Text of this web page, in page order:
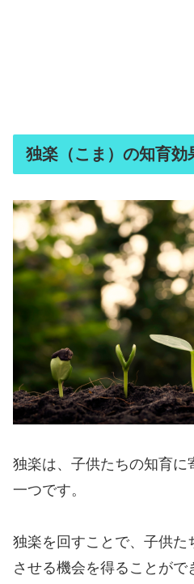
独楽（こま）の知育効
独楽は、子供たちの知育に
一つです。
独楽を回すことで、子供た
させる機会を得ることがで